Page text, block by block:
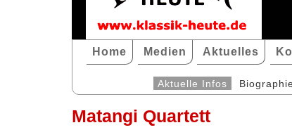
Home Medien Aktuelles
Aktuelle Infos
Matangi Quartett